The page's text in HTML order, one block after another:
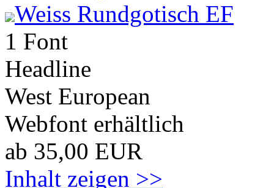
Weiss Rundgotisch EF
1 Font
Headline
West European
Webfont erhältlich
ab 35,00 EUR
Inhalt zeigen >>